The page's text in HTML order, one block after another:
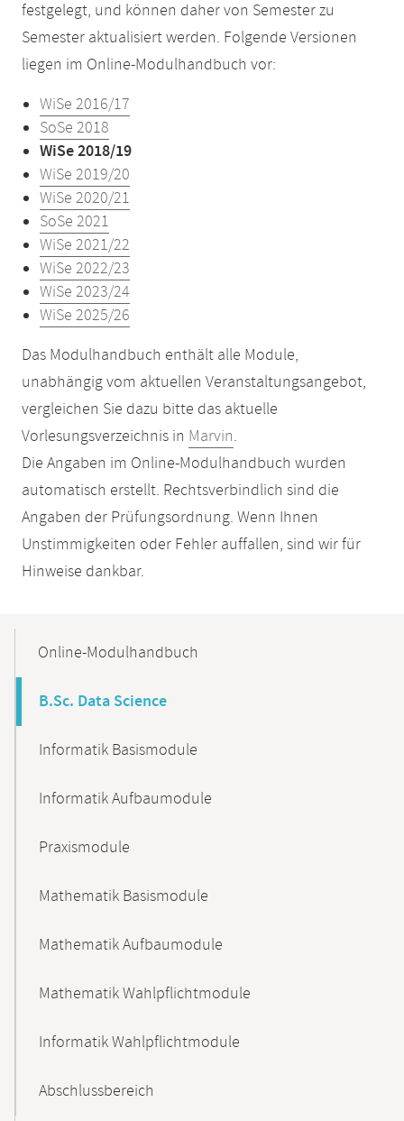
festgelegt, und können daher von Semester zu
Semester aktualisiert werden. Folgende Versionen
liegen im Online-Modulhandbuch vor:
WiSe 2016/17
SoSe 2018
WiSe 2018/19
WiSe 2019/20
WiSe 2020/21
SoSe 2021
WiSe 2021/22
WiSe 2022/23
WiSe 2023/24
WiSe 2025/26
Das Modulhandbuch enthält alle Module,
unabhängig vom aktuellen Veranstaltungsangebot,
vergleichen Sie dazu bitte das aktuelle
Vorlesungsverzeichnis in Marvin.
Die Angaben im Online-Modulhandbuch wurden
automatisch erstellt. Rechtsverbindlich sind die
Angaben der Prüfungsordnung. Wenn Ihnen
Unstimmigkeiten oder Fehler auffallen, sind wir für
Hinweise dankbar.
NavigationOnline-Modulhandbuch
B.Sc. Data Science
Informatik Basismodule
Informatik Aufbaumodule
Praxismodule
Mathematik Basismodule
Mathematik Aufbaumodule
Mathematik Wahlpflichtmodule
Informatik Wahlpflichtmodule
Abschlussbereich